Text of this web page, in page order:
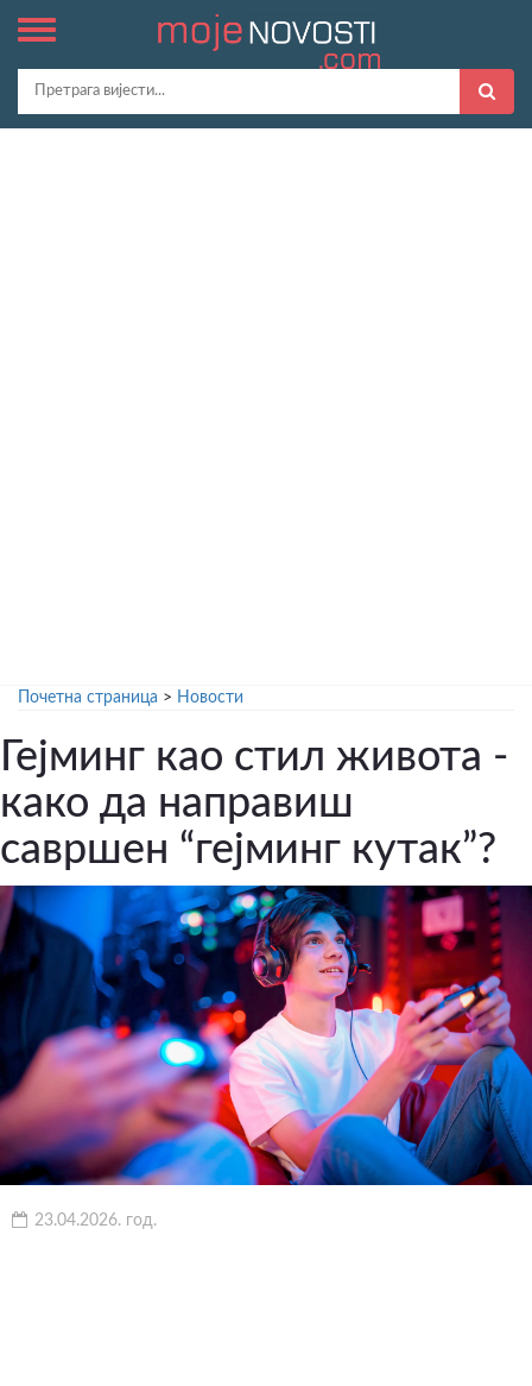
Почетна страница > Новости
Гејминг као стил живота -
како да направиш
савршен “гејминг кутак”?
23.04.2026. год.